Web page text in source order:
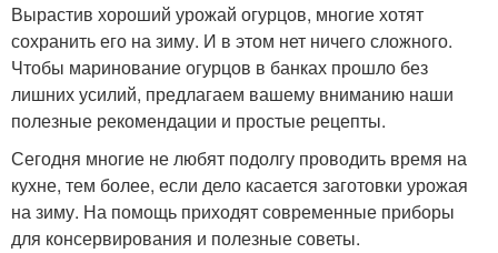
Вырастив хороший урожай огурцов, многие хотят
сохранить его на зиму. И в этом нет ничего сложного.
Чтобы маринование огурцов в банках прошло без
лишних усилий, предлагаем вашему вниманию наши
полезные рекомендации и простые рецепты.
Сегодня многие не любят подолгу проводить время на
кухне, тем более, если дело касается заготовки урожая
на зиму. На помощь приходят современные приборы
для консервирования и полезные советы.